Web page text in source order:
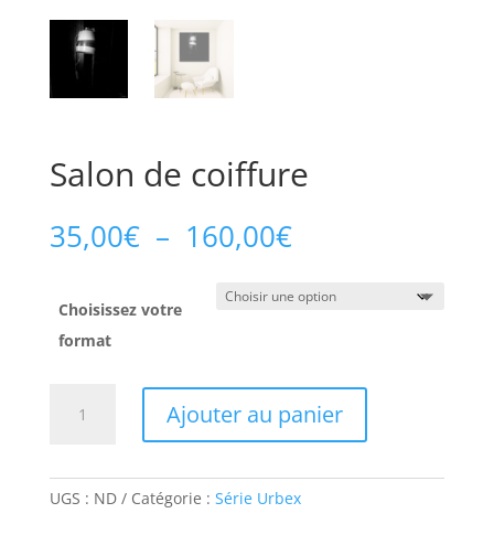
Salon de coiffure
35,00€ – 160,00€Plage
de
prix :
35,00€
Choisissez votre
format
coiffure
Ajouter au panier
UGS : ND Catégorie : Série Urbex